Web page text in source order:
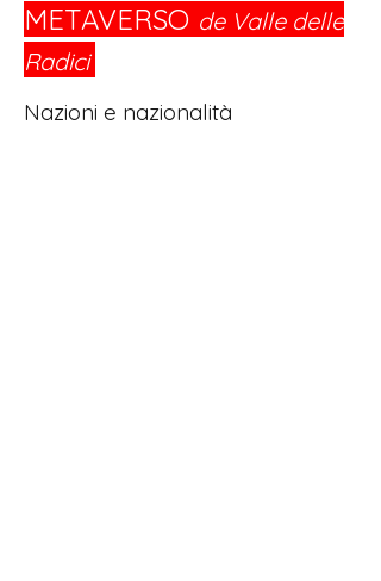
METAVERSO de Valle delle
Radici
Nazioni e nazionalità